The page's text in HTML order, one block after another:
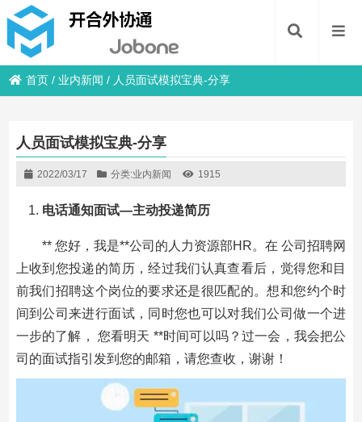
首页 / 业内新闻 / 人员面试模拟宝典-分享
人员面试模拟宝典-分享
2022/03/17 分类:业内新闻 1915
电话通知面试—主动投递简历
** 您好，我是**公司的人力资源部HR。在 公司招聘网
上收到您投递的简历，经过我们认真查看后，觉得您和目
前我们招聘这个岗位的要求还是很匹配的。想和您约个时
间到公司来进行面试，同时您也可以对我们公司做一个进
一步的了解， 您看明天 **时间可以吗？过一会，我会把公
司的面试指引发到您的邮箱，请您查收，谢谢！